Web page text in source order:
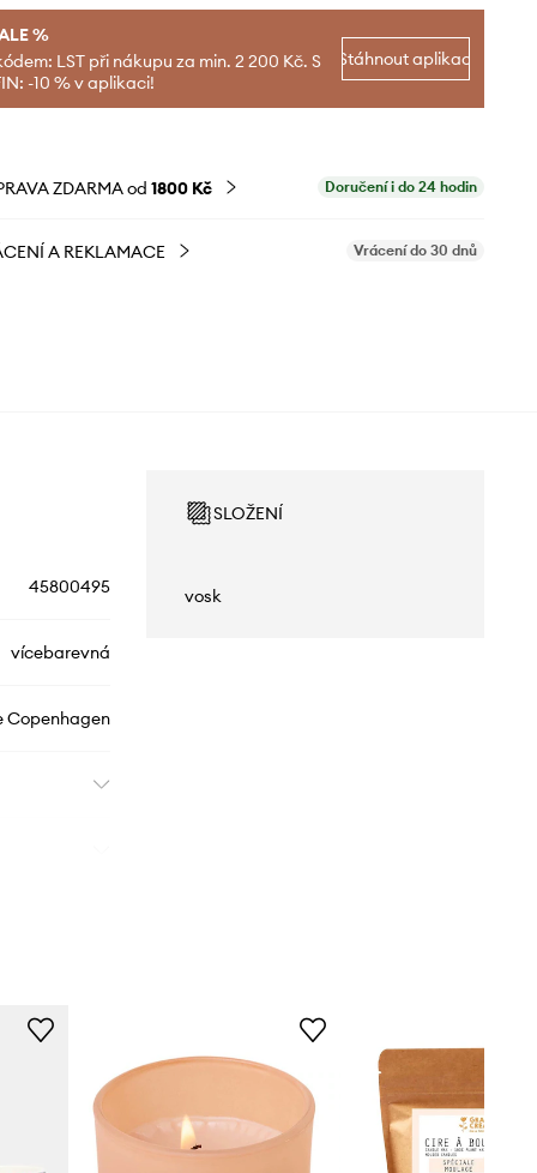
%
LST při nákupu za min. 2 200 Kč. S
-10 % v aplikaci!
Stáhnout aplikaci
ZDARMA od 1800 Kč Doručení i do 24 hodin
A REKLAMACE Vrácení do 30 dnů
45800495
vícebarevná
Copenhagen
SLOŽENÍ
vosk